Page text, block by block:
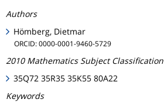
Authors
Hömberg, Dietmar
ORCID: 0000-0001-9460-5729
2010 Mathematics Subject Classification
35Q72 35R35 35K55 80A22
Keywords